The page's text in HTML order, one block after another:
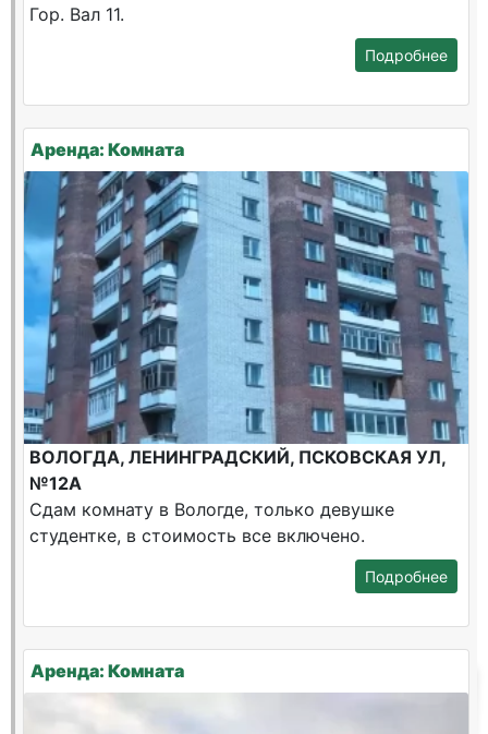
Гор. Вал 11.
Подробнее
Аренда: Комната
ВОЛОГДА, ЛЕНИНГРАДСКИЙ, ПСКОВСКАЯ УЛ,
№12А
Сдам комнату в Вологде, только девушке
студентке, в стоимость все включено.
Подробнее
Аренда: Комната